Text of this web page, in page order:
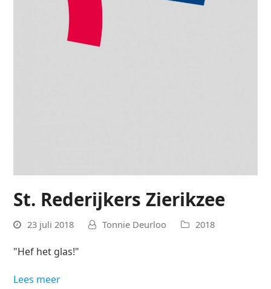
St. Rederijkers Zierikzee
23 juli 2018 Tonnie Deurloo 2018
"Hef het glas!"
Lees meer